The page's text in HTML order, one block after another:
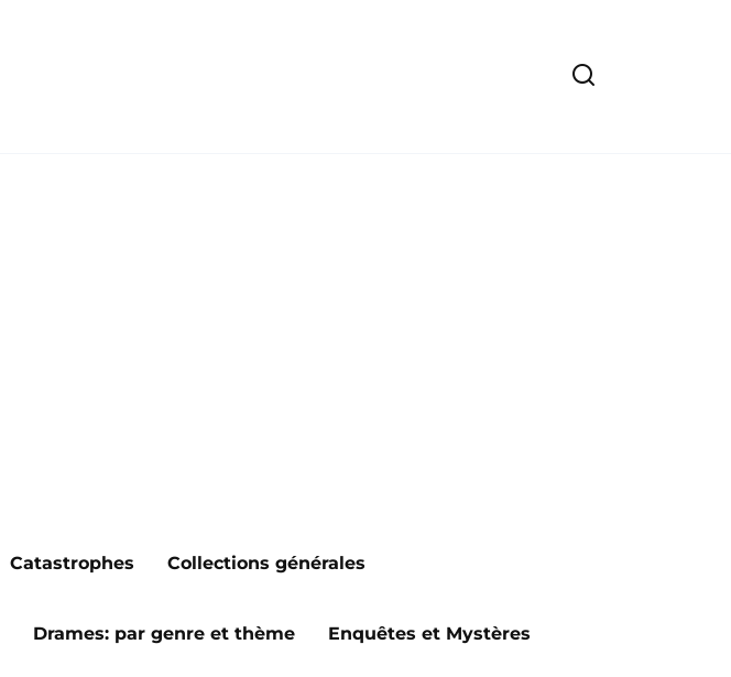
Catastrophes Collections générales
Drames: par genre et thème Enquêtes et Mystères